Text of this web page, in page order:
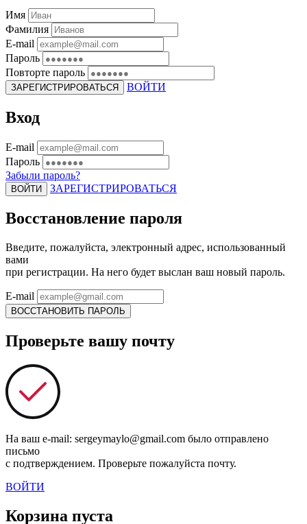
Имя
Фамилия
E-mail
Пароль
Повторте пароль
ЗАРЕГИСТРИРОВАТЬСЯ ВОЙТИ
Вход
E-mail
Пароль
Забыли пароль?
ВОЙТИ ЗАРЕГИСТРИРОВАТЬСЯ
Восстановление пароля
Введите, пожалуйста, электронный адрес, использованный
вами
при регистрации. На него будет выслан ваш новый пароль.
E-mail
ВОССТАНОВИТЬ ПАРОЛЬ
Проверьте вашу почту
На ваш e-mail: sergeymaylo@gmail.com было отправлено
письмо
с подтверждением. Проверьте пожалуйста почту.
ВОЙТИ
Корзина пуста